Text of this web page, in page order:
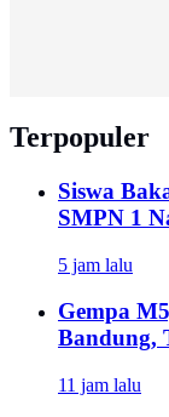
Terpopuler
Siswa
SMPN 1
5 jam lalu
Gempa
Bandung,
11 jam lalu